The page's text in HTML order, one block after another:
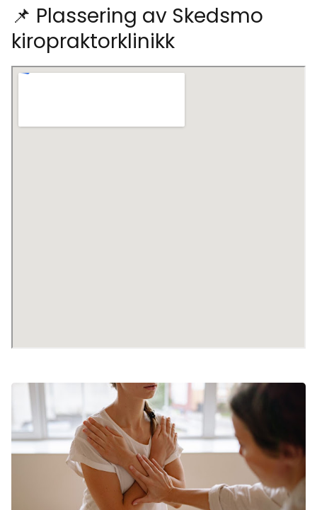
📌 Plassering av Skedsmo
kiropraktorklinikk